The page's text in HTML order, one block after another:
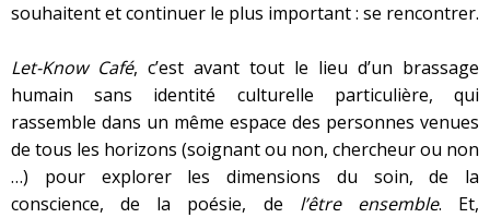
souhaitent et continuer le plus important : se rencontrer.
Let-Know Café, c’est avant tout le lieu d’un brassage
humain sans identité culturelle particulière, qui
rassemble dans un même espace des personnes venues
de tous les horizons (soignant ou non, chercheur ou non
…) pour explorer les dimensions du soin, de la
conscience, de la poésie, de l’être ensemble. Et,